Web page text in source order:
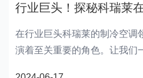
在行业巨头科瑞莱的制冷空调
演着至关重要的角色。让我们